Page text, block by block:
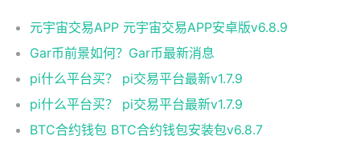
元宇宙交易APP 元宇宙交易APP安卓版v6.8.9
Gar币前景如何？Gar币最新消息
pi什么平台买？ pi交易平台最新v1.7.9
pi什么平台买？ pi交易平台最新v1.7.9
BTC合约钱包 BTC合约钱包安装包v6.8.7